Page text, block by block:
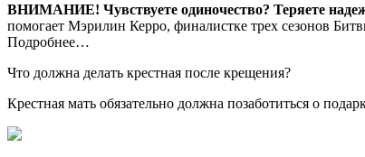
ВНИМАНИЕ! Чувствуете одиночество? Теряете
помогает Мэрилин Керро, финалистке трех сезонов
Подробнее…
Что должна делать крестная после крещения?
Крестная мать обязательно должна позаботиться о